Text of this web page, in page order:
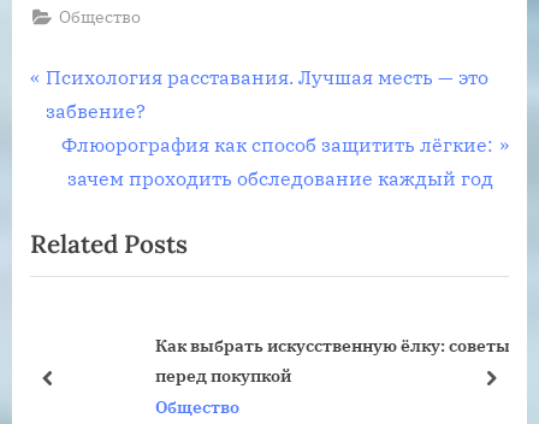
Общество
Навигация
по
записям
P
r
o
u
o
Психология расставания. Лучшая месть — это
забвение?
N
e
t
P
Флюорография как способ защитить лёгкие:
зачем проходить обследование каждый год
Related Posts
Как выбрать искусственную ёлку: советы
перед покупкой
Общество
prev next